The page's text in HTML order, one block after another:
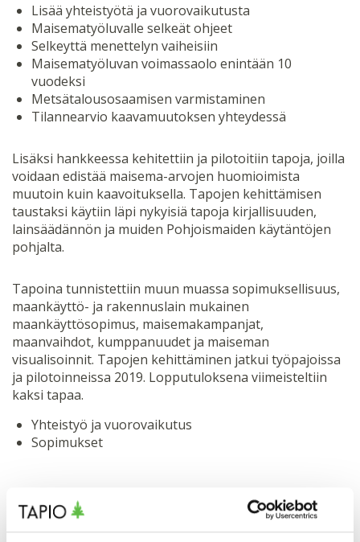
Lisää yhteistyötä ja vuorovaikutusta
Maisematyöluvalle selkeät ohjeet
Selkeyttä menettelyn vaiheisiin
Maisematyöluvan voimassaolo enintään 10
vuodeksi
Metsätalousosaamisen varmistaminen
Tilannearvio kaavamuutoksen yhteydessä
Lisäksi hankkeessa kehitettiin ja pilotoitiin tapoja, joilla
voidaan edistää maisema-arvojen huomioimista
muutoin kuin kaavoituksella. Tapojen kehittämisen
taustaksi käytiin läpi nykyisiä tapoja kirjallisuuden,
lainsäädännön ja muiden Pohjoismaiden käytäntöjen
pohjalta.
Tapoina tunnistettiin muun muassa sopimuksellisuus,
maankäyttö- ja rakennuslain mukainen
maankäyttösopimus, maisemakampanjat,
maanvaihdot, kumppanuudet ja maiseman
visualisoinnit. Tapojen kehittäminen jatkui työpajoissa
ja pilotoinneissa 2019. Lopputuloksena viimeisteltiin
kaksi tapaa.
Yhteistyö ja vuorovaikutus
Sopimukset